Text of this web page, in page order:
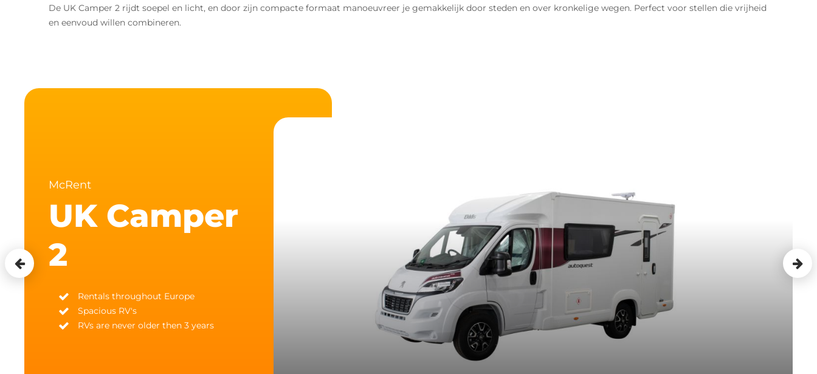
De UK Camper 2 rijdt soepel en licht, en door zijn compacte formaat manoeuvreer je gemakkelijk door steden en over kronkelige wegen. Perfect voor stellen die vrijheid
en eenvoud willen combineren.
McRent
UK Camper
2
Rentals throughout Europe
Spacious RV's
RVs are never older then 3 years